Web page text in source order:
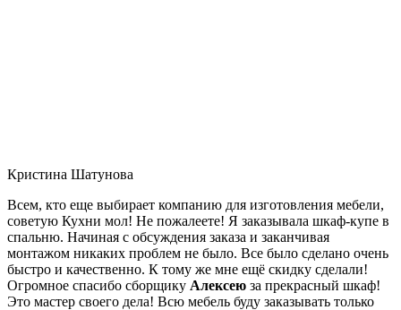
Кристина Шатунова
Всем, кто еще выбирает компанию для изготовления мебели,
советую Кухни мол! Не пожалеете! Я заказывала шкаф-купе в
спальню. Начиная с обсуждения заказа и заканчивая
монтажом никаких проблем не было. Все было сделано очень
быстро и качественно. К тому же мне ещё скидку сделали!
Огромное спасибо сборщику Алексею за прекрасный шкаф!
Это мастер своего дела! Всю мебель буду заказывать только